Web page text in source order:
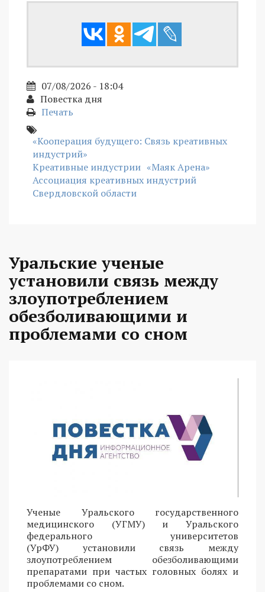
07/08/2026 - 18:04
Повестка дня
Печать
«Кооперация будущего: Связь креативных
индустрий»
Креативные индустрии «Маяк Арена»
Ассоциация креативных индустрий
Свердловской области
Уральские ученые
установили связь между
злоупотреблением
обезболивающими и
проблемами со сном
Ученые Уральского государственного
медицинского (УГМУ) и Уральского
федерального университетов
(УрФУ) установили связь между
злоупотреблением обезболивающими
препаратами при частых головных болях и
проблемами со сном.